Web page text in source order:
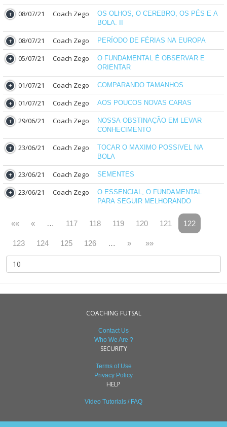
08/07/21 Coach Zego
OS OLHOS, O CEREBRO, OS PÉS E A
BOLA. II
08/07/21 Coach Zego PERÍODO DE FÉRIAS NA EUROPA
05/07/21 Coach Zego
O FUNDAMENTAL É OBSERVAR E
ORIENTAR
01/07/21 Coach Zego COMPARANDO TAMANHOS
01/07/21 Coach Zego AOS POUCOS NOVAS CARAS
29/06/21 Coach Zego
NOSSA OBSTINAÇÃO EM LEVAR
CONHECIMENTO
23/06/21 Coach Zego
TOCAR O MAXIMO POSSIVEL NA
BOLA
23/06/21 Coach Zego SEMENTES
23/06/21 Coach Zego
O ESSENCIAL, O FUNDAMENTAL
PARA SEGUIR MELHORANDO
«« « … 117 118 119 120 121 122
123 124 125 126 … » »»
COACHING FUTSAL
Contact Us
Who We Are ?
SECURITY
Terms of Use
Privacy Policy
HELP
Video Tutorials / FAQ